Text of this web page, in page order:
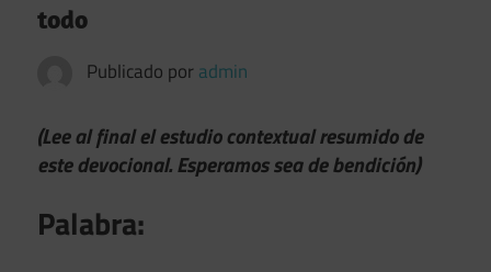
todo
Publicado por admin
(Lee al final el estudio contextual resumido de
este devocional. Esperamos sea de bendición)
Palabra: